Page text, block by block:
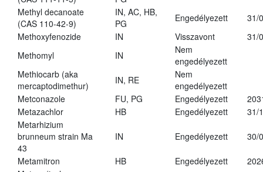
Methyl decanoate
(CAS 110-42-9)
IN, AC, HB,
PG
Engedélyezett
31/
Methoxyfenozide
IN Visszavont
31/
Methomyl
IN
Nem
engedélyezett
Methiocarb (aka
mercaptodimethur)
IN, RE
Nem
engedélyezett
Metconazole
FU, PG Engedélyezett
Metazachlor
HB Engedélyezett
31/
Metarhizium
brunneum strain Ma
43
IN Engedélyezett 30/
Metamitron HB Engedélyezett